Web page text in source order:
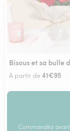
Bisous et sa bulle
À partir de41€95
Commandez